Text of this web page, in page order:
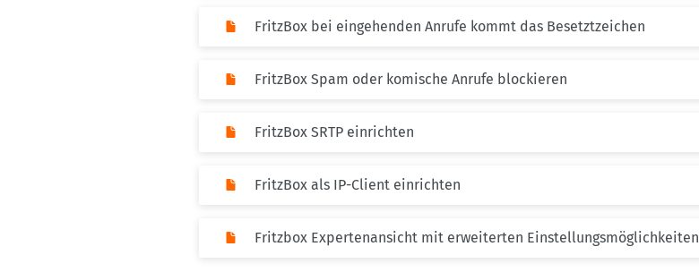
FritzBox bei eingehenden Anrufe kommt das Besetztzeichen
FritzBox Spam oder komische Anrufe blockieren
FritzBox SRTP einrichten
FritzBox als IP-Client einrichten
Fritzbox Expertenansicht mit erweiterten Einstellungsmöglichkeiten